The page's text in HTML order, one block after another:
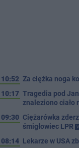
10:52 Za ciężka noga
10:17 Tragedia pod
znaleziono ciało
09:30 Ciężarówka
śmigłowiec LPR
08:14 Lekarze w USA